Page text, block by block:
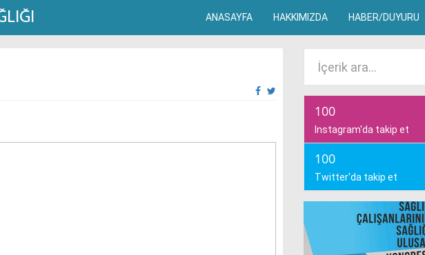
ANASAYFA HAKKIMIZDA HABER/DUYURU
100
Instagram'da takip et
100
Twitter'da takip et